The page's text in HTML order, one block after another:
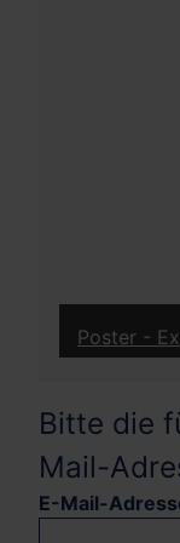
-
Bitte die
Mail-
E-Mail-